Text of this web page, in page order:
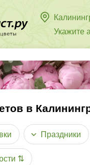
Укажите
в
Праздники
⇅